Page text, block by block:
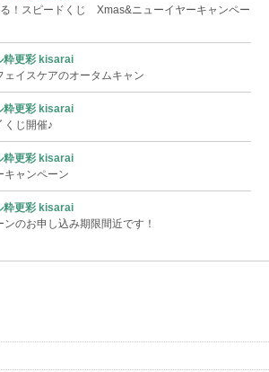
！スピードくじ Xmas&ニューイヤーキャンペー
粋更彩 kisarai
ェイスケアのオータムキャン
粋更彩 kisarai
くじ開催♪
粋更彩 kisarai
キャンペーン
粋更彩 kisarai
ンのお申し込み期限間近です！